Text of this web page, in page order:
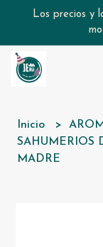
Los precios y
Inicio
SAHUMERIOS
MADRE